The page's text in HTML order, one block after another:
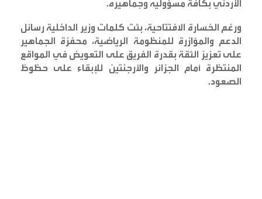
الأردني بكافة مسؤوليه وجماهيره.
ورغم الخسارة الافتتاحية، بثت كلمات وزير الداخلية رسائل
الدعم والمؤازرة للمنظومة الرياضية، محفزة الجماهير
على تعزيز الثقة بقدرة الفريق على التعويض في المواقع
المنتظرة أمام الجزائر والأرجنتين للإبقاء على حظوظ
الصعود.